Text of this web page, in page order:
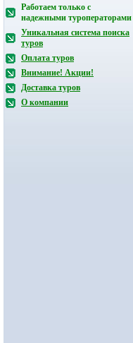
Работаем только с
надежными туроператорами
Уникальная система поиска
туров
Оплата туров
Внимание! Акции!
Доставка туров
О компании